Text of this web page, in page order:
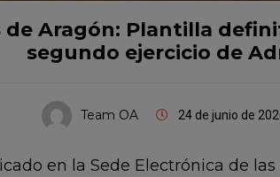
de Aragón: Plantilla
segundo ejercicio de
Team OA 24 de junio de
en la Sede Electrónica de